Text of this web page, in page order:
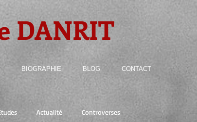
DANRIT
BIOGRAPHIE BLOG CONTACT
Actualité Controverses